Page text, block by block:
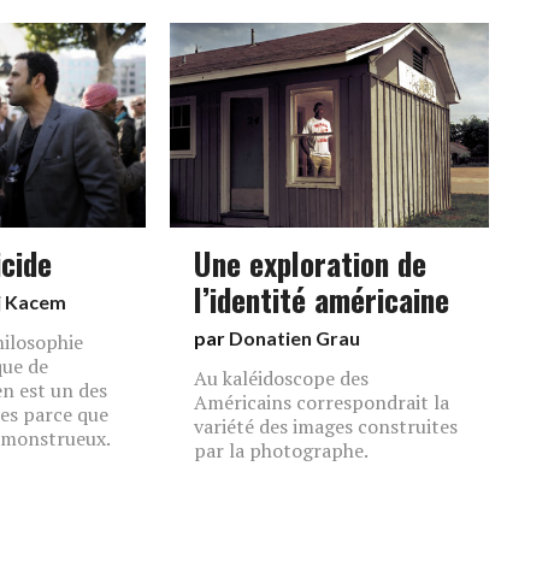
de
est un des
parce que
Une exploration de
l’identité américaine
par Donatien Grau
Au kaléidoscope des
Américains correspondrait la
variété des images construites
par la photographe.